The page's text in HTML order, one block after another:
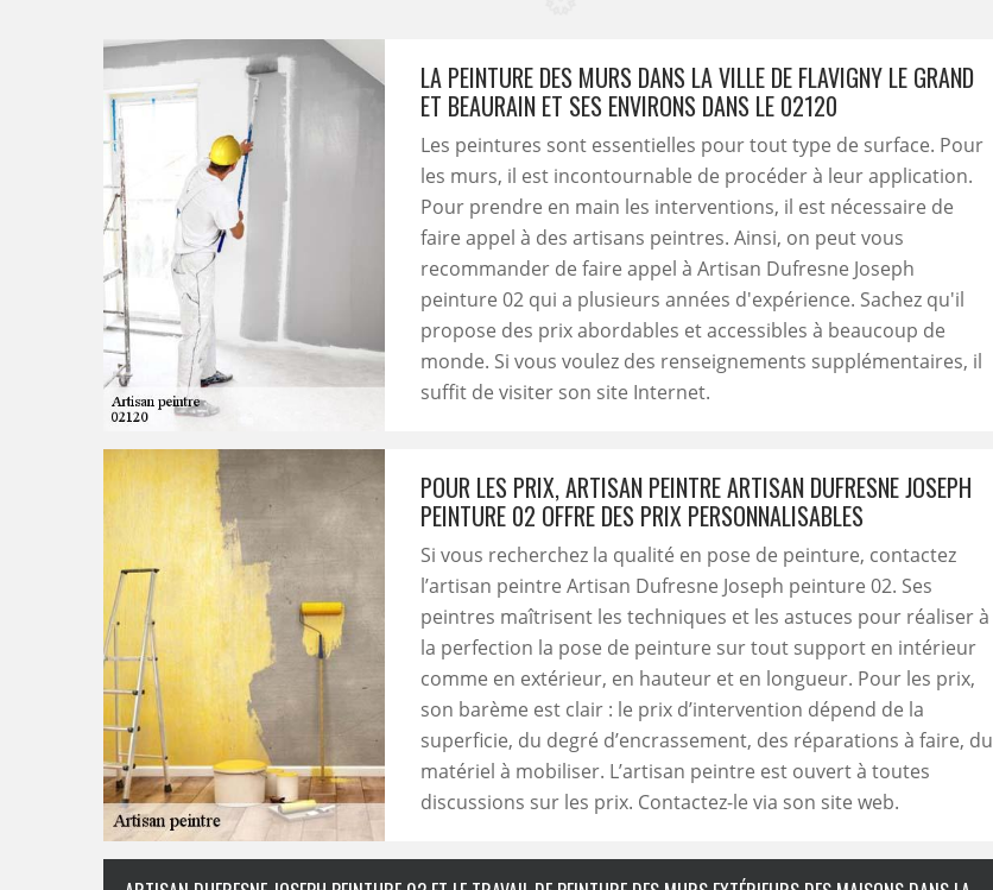
LA PEINTURE DES MURS DANS LA VILLE DE FLAVIGNY LE GRAND
ET BEAURAIN ET SES ENVIRONS DANS LE 02120
Les peintures sont essentielles pour tout type de surface. Pour
les murs, il est incontournable de procéder à leur application.
Pour prendre en main les interventions, il est nécessaire de
faire appel à des artisans peintres. Ainsi, on peut vous
recommander de faire appel à Artisan Dufresne Joseph
peinture 02 qui a plusieurs années d'expérience. Sachez qu'il
propose des prix abordables et accessibles à beaucoup de
monde. Si vous voulez des renseignements supplémentaires, il
suffit de visiter son site Internet.
POUR LES PRIX, ARTISAN PEINTRE ARTISAN DUFRESNE JOSEPH
PEINTURE 02 OFFRE DES PRIX PERSONNALISABLES
Si vous recherchez la qualité en pose de peinture, contactez
l’artisan peintre Artisan Dufresne Joseph peinture 02. Ses
peintres maîtrisent les techniques et les astuces pour réaliser à
la perfection la pose de peinture sur tout support en intérieur
comme en extérieur, en hauteur et en longueur. Pour les prix,
son barème est clair : le prix d’intervention dépend de la
superficie, du degré d’encrassement, des réparations à faire, du
matériel à mobiliser. L’artisan peintre est ouvert à toutes
discussions sur les prix. Contactez-le via son site web.